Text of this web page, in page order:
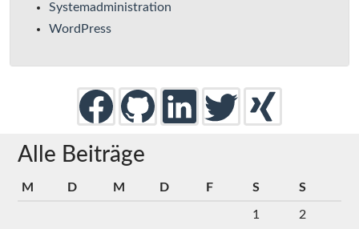
Systemadministration
WordPress
Alle Beiträge
M D M D F S S
1
2